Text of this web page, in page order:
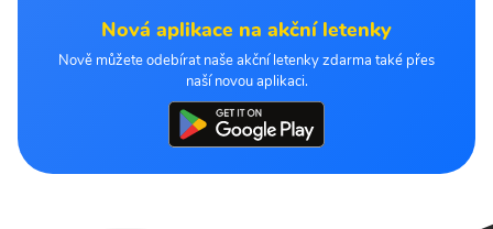
Nová aplikace na akční letenky
Nově můžete odebírat naše akční letenky zdarma také přes
naší novou aplikaci.